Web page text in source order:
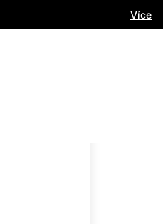
Více